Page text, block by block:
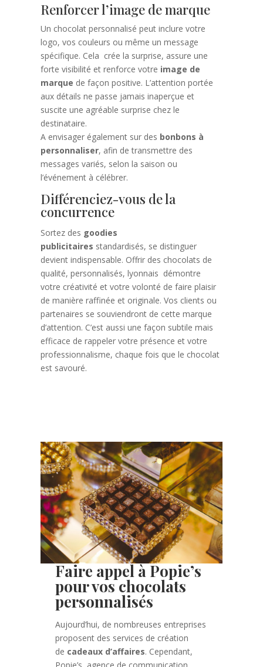
Renforcer l’image de marque
Un chocolat personnalisé peut inclure votre
logo, vos couleurs ou même un message
spécifique. Cela crée la surprise, assure une
forte visibilité et renforce votre image de
marque de façon positive. L’attention portée
aux détails ne passe jamais inaperçue et
suscite une agréable surprise chez le
destinataire.
A envisager également sur des bonbons à
personnaliser, afin de transmettre des
messages variés, selon la saison ou
l’événement à célébrer.
Différenciez-vous de la
concurrence
Sortez des goodies
publicitaires standardisés, se distinguer
devient indispensable. Offrir des chocolats de
qualité, personnalisés, lyonnais démontre
votre créativité et votre volonté de faire plaisir
de manière raffinée et originale. Vos clients ou
partenaires se souviendront de cette marque
d’attention. C’est aussi une façon subtile mais
efficace de rappeler votre présence et votre
professionnalisme, chaque fois que le chocolat
est savouré.
Faire appel à Popie’s
pour vos chocolats
personnalisés
Aujourd’hui, de nombreuses entreprises
proposent des services de création
de cadeaux d’affaires. Cependant,